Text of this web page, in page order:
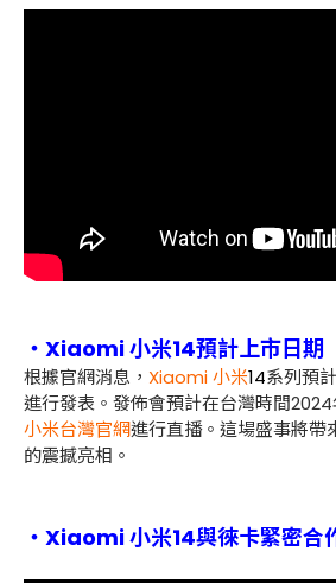
・Xiaomi 小米14預計上市日期
根據官網消息， Xiaomi小米14系列預
進行發表。發佈會預計在台灣時間2024
小米台灣官網進行直播。這場盛事將帶
的震撼亮相。
・Xiaomi 小米14與徠卡緊密合